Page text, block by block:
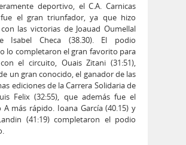
deportivo, el C.A. Carnicas
fue el gran triunfador, ya que hizo
las victorias de Joauad Oumellal
Isabel Checa (38.30). El podio
lo completaron el gran favorito para
el circuito, Ouais Zitani (31:51),
un gran conocido, el ganador de las
ediciones de la Carrera Solidaria de
Felix (32:55), que además fue el
A más rápido. Ioana García (40.15) y
(41:19) completaron el podio